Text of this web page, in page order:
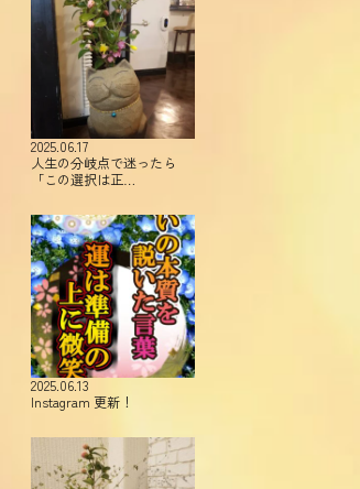
2025.06.17
人生の分岐点で迷ったら
「この選択は正…
2025.06.13
Instagram 更新！